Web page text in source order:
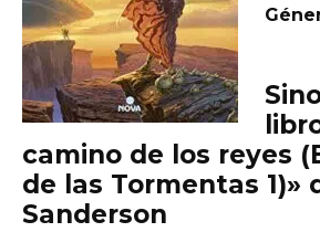
camino de los reyes
de las Tormentas 1)»
Sanderson